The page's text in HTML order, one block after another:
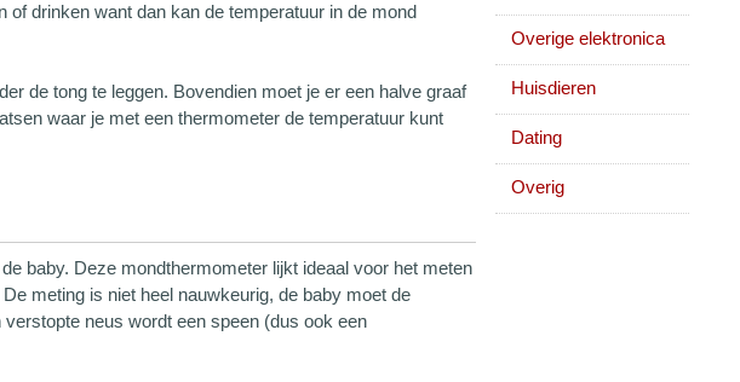
drinken want dan kan de temperatuur in de mond
de tong te leggen. Bovendien moet je er een halve graaf
waar je met een thermometer de temperatuur kunt
baby. Deze mondthermometer lijkt ideaal voor het meten
meting is niet heel nauwkeurig, de baby moet de
neus wordt een speen (dus ook een
Overige elektronica
Huisdieren
Dating
Overig